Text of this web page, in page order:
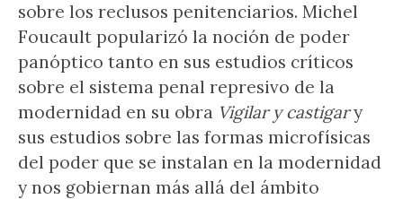
sobre los reclusos penitenciarios. Michel
Foucault popularizó la noción de poder
panóptico tanto en sus estudios críticos
sobre el sistema penal represivo de la
modernidad en su obra Vigilar y castigary
sus estudios sobre las formas microfísicas
del poder que se instalan en la modernidad
y nos gobiernan más allá del ámbito